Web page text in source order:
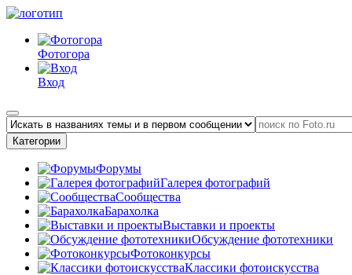
Фотогора
Вход
Категории
Форумы
Галерея фотографий
Сообщества
Барахолка
Выставки и проекты
Обсуждение фототехники
Фотоконкурсы
Классики фотоискусства